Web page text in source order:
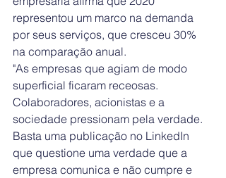
representou um marco na demanda
por seus serviços, que cresceu 30%
na comparação anual.
"As empresas que agiam de modo
superficial ficaram receosas.
Colaboradores, acionistas e a
sociedade pressionam pela verdade.
Basta uma publicação no LinkedIn
que questione uma verdade que a
empresa comunica e não cumpre e